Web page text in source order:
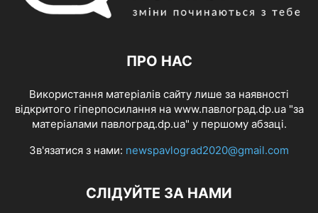
ПРО НАС
Використання матеріалів сайту лише за наявності
відкритого гіперпосилання на www.павлоград.dp.ua "за
матеріалами павлоград.dp.ua" у першому абзаці.
Зв'язатися з нами: newspavlograd2020@gmail.com
СЛІДУЙТЕ ЗА НАМИ